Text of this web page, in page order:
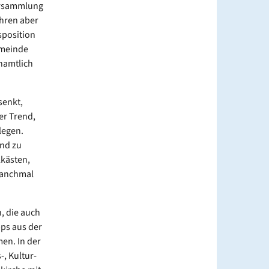
aber
Trend,
zu
die auch
aus der
In der
, Kultur-